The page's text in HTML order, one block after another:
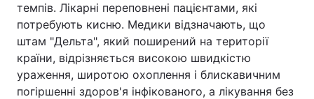
Головна Війна
Україна
Економіка Світ
темпів. Лікарні переповнені пацієнтами, які
потребують кисню. Медики відзначають, що
штам "Дельта", який поширений на території
країни, відрізняється високою швидкістю
ураження, широтою охоплення і блискавичним
погіршенні здоров'я інфікованого, а лікування без